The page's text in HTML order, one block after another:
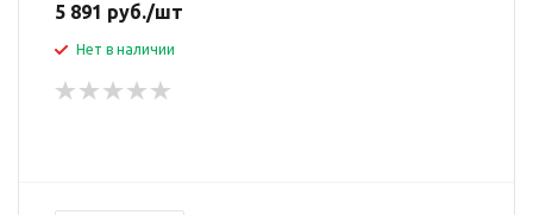
5 891 руб./шт
Нет в наличии